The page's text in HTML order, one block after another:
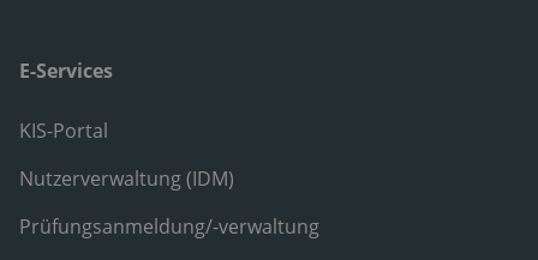
E-Services
KIS-Portal
Nutzerverwaltung (IDM)
Prüfungsanmeldung/-verwaltung